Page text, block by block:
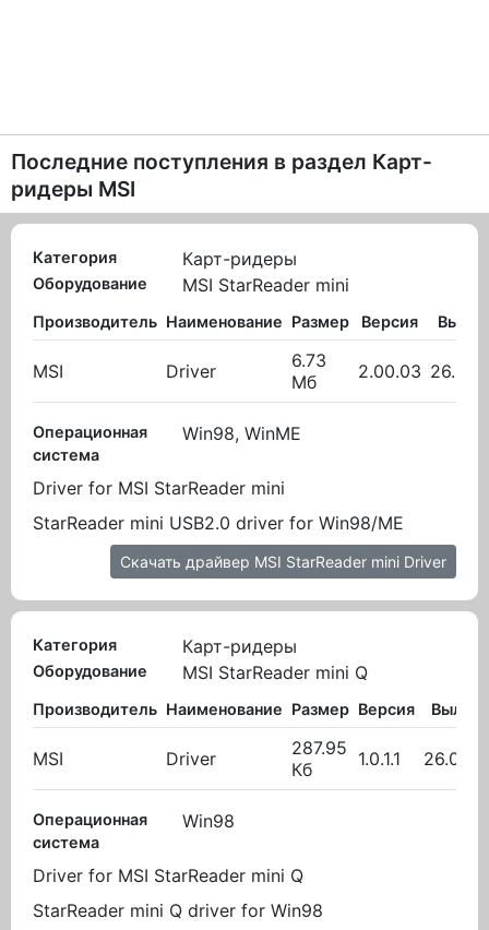
Последние поступления в раздел Карт-
ридеры MSI
Категория Карт-ридеры
Оборудование MSI StarReader mini
Производитель Наименование Размер Версия
MSI Driver
6.73
Мб
2.00.03
Операционная
система
Win98, WinME
Driver for MSI StarReader mini
StarReader mini USB2.0 driver for Win98/ME
Скачать драйвер MSI StarReader mini Driver
Категория Карт-ридеры
Оборудование MSI StarReader mini Q
Производитель Наименование Размер Версия
MSI Driver
287.95
Кб
1.0.1.1
Операционная
система
Win98
Driver for MSI StarReader mini Q
StarReader mini Q driver for Win98